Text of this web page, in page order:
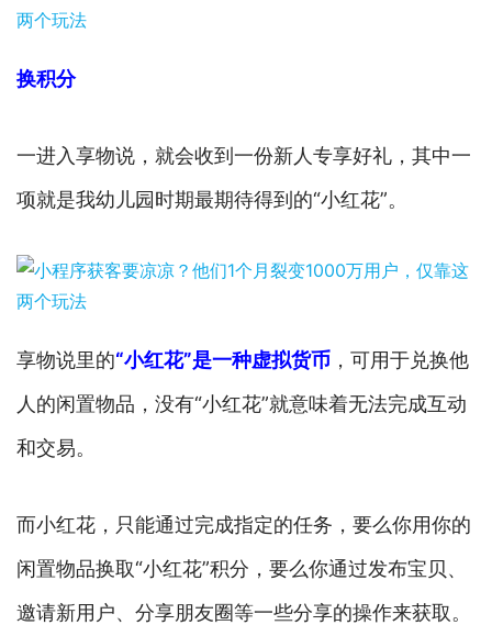
换积分
一进入享物说，就会收到一份新人专享好礼，其中一
项就是我幼儿园时期最期待得到的“小红花”。
享物说里的“小红花”是一种虚拟货币 ，可用于兑换他
人的闲置物品，没有“小红花”就意味着无法完成互动
和交易。
而小红花，只能通过完成指定的任务，要么你用你的
闲置物品换取“小红花”积分，要么你通过发布宝贝、
邀请新用户、分享朋友圈等一些分享的操作来获取。